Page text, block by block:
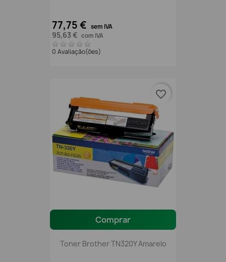
77,75 € sem IVA
95,63 € com IVA
0 Avaliação(ões)
Comprar
Toner Brother TN320Y Amarelo
favorite_border